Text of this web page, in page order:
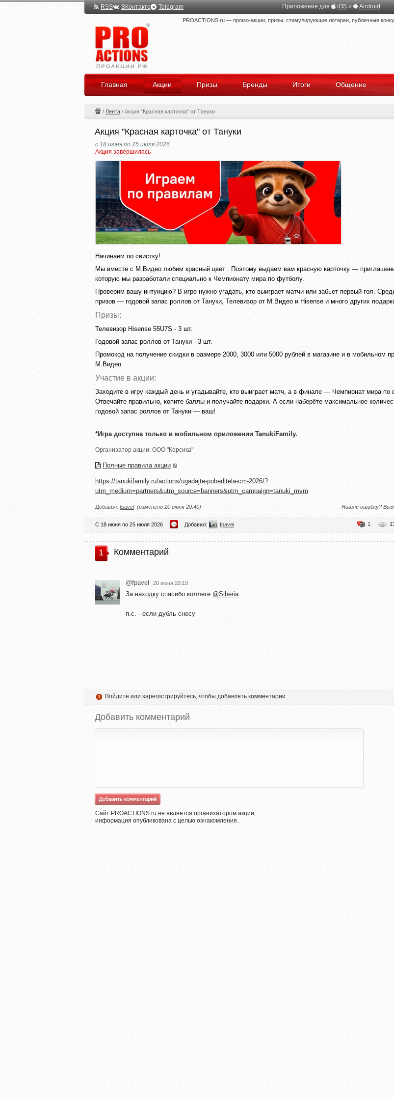
RSS ВКонтакте Telegram Приложение для iOSи Android
PROACTIONS.ru — промо-акции, призы, стимулирующие лотереи, публичные
Главная Акции Призы Бренды Итоги Общение
/ Лента / Акция "Красная карточка" от Тануки
Акция "Красная карточка" от Тануки
с 18 июня по 25 июля 2026
Акция завершилась
Начинаем по свистку!
Мы вместе с М.Видео любим красный цвет . Поэтому выдаем вам красную карточку —
которую мы разработали специально к Чемпионату мира по футболу.
Проверим вашу интуицию? В игре нужно угадать, кто выиграет матчи или забьет первый гол.
призов — годовой запас роллов от Тануки, Телевизор от М.Видео и Hisense и много других
Призы:
Телевизор Hisense 55U7S - 3 шт.
Годовой запас роллов от Тануки - 3 шт.
Промокод на получение скидки в размере 2000, 3000 или 5000 рублей в магазине и в мобильном
М.Видео .
Участие в акции:
Заходите в игру каждый день и угадывайте, кто выиграет матч, а в финале — Чемпионат мира по
Отвечайте правильно, копите баллы и получайте подарки. А если наберёте максимальное
годовой запас роллов от Тануки — ваш!
*Игра доступна только в мобильном приложении TanukiFamily.
Организатор акции: ООО "Корсика"
Полные правила акции
https://tanukifamily.ru/actions/ugadajte-pobeditela-cm-2026/?
utm_medium=partners&utm_source=banners&utm_campaign=tanuki_mvm
Добавил: fpavel(изменено 20 июня 20:40) Нашли ошибку?
С 18 июня по 25 июля 2026 Добавил: fpavel 1
1 Комментарий
@fpavel 20 июня 20:19
За находку спасибо коллеге @Siberia
п.с. - если дубль снесу
Войдите или зарегистрируйтесь, чтобы добавлять комментарии.
Добавить комментарий
Сайт PROACTIONS.ru не является организатором акции,
информация опубликована с целью ознакомления.